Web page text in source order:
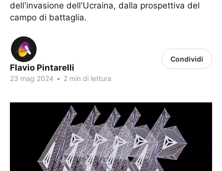
dell'invasione dell'Ucraina, dalla prospettiva del
campo di battaglia.
Flavio Pintarelli
23 mag 2024 • 2 min di lettura
Condividi